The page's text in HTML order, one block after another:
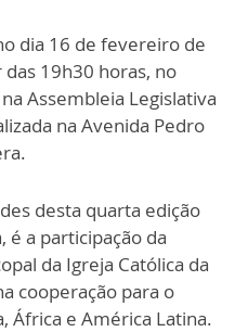
dia 16 de fevereiro de
19h30 horas, no
Assembleia Legislativa
na Avenida Pedro
desta quarta edição
é a participação da
da Igreja Católica da
cooperação para o
África e América Latina.